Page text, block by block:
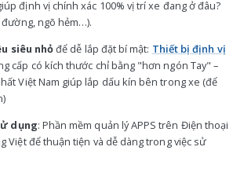
định vị chính xác 100% vị trí xe đang ở đâu?
ngõ hẻm…).
siêu nhỏđể dễ lắp đặt bí mật: Thiết bị định vị
cấp có kích thước chỉ bằng "hơn ngón Tay" –
Việt Nam giúp lắp dấu kín bên trong xe (để
dụng: Phần mềm quản lý APPS trên Điện thoại
Việt để thuận tiện và dễ dàng trong việc sử